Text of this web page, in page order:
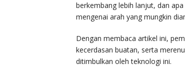
berkembang lebih lanjut, dan
mengenai arah yang mungkin
Dengan membaca artikel ini,
kecerdasan buatan, serta
ditimbulkan oleh teknologi ini.